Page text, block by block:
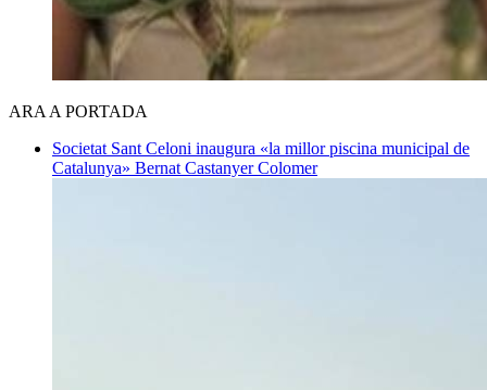
ARA A PORTADA
Societat Sant Celoni inaugura «la millor piscina municipal de
Catalunya» Bernat Castanyer Colomer